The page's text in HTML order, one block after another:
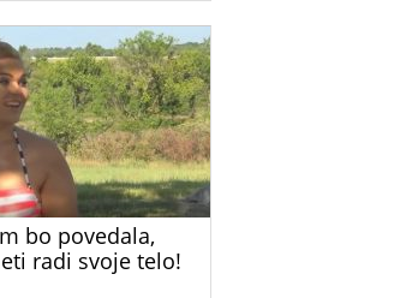
so določeni
nazaj, zato moramo
saj na koncu ostanejo le
bo povedala,
radi svoje telo!